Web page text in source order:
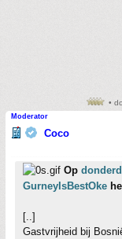
•
Moderator
Coco
Op
GurneyIsBestOke
[..]
Gastvrijheid bij